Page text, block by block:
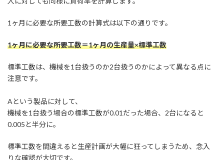
1ヶ月に必要な所要工数の計算式は以下の通りです。
1ヶ月に必要な所要工数＝1ヶ月の生産量×標準工数
標準工数は、機械を1台扱うのか2台扱うのかによって異なる点に
注意です。
Aという製品に対して、
機械を1台扱う場合の標準工数が0.01だった場合、2台になると
0.005と半分に。
標準工数を間違えると生産計画が大幅に狂ってしまうため、念入
りな確認が大切です。